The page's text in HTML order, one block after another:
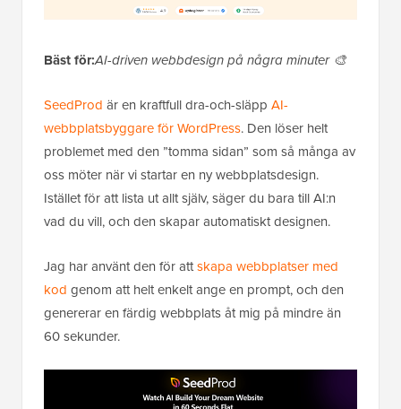
Bäst för:AI-driven webbdesign på några minuter 🎨
SeedProd är en kraftfull dra-och-släpp AI-
webbplatsbyggare för WordPress. Den löser helt
problemet med den ”tomma sidan” som så många av
oss möter när vi startar en ny webbplatsdesign.
Istället för att lista ut allt själv, säger du bara till AI:n
vad du vill, och den skapar automatiskt designen.
Jag har använt den för attskapa webbplatser med
kod genom att helt enkelt ange en prompt, och den
genererar en färdig webbplats åt mig på mindre än
60 sekunder.